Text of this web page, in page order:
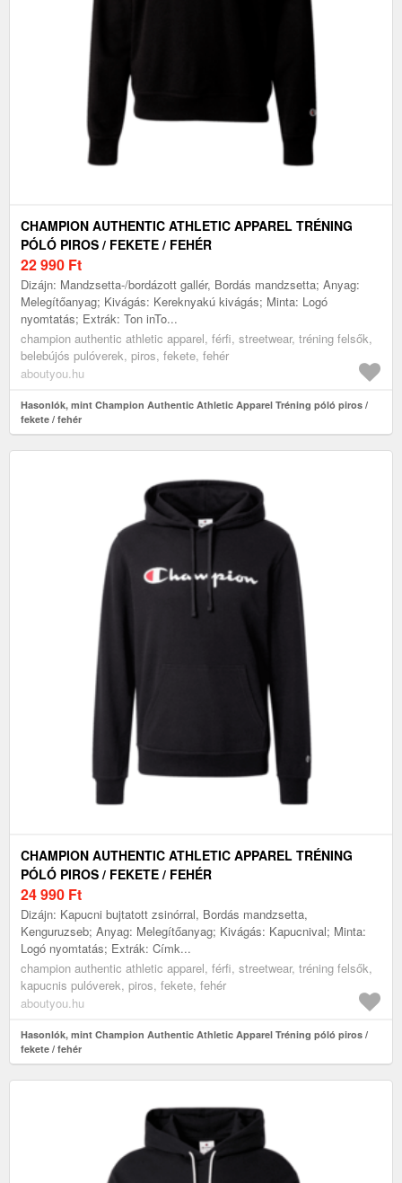
CHAMPION AUTHENTIC ATHLETIC APPAREL TRÉNING
PÓLÓ PIROS / FEKETE / FEHÉR
22 990 Ft
Dizájn: Mandzsetta-/bordázott gallér, Bordás mandzsetta; Anyag:
Melegítőanyag; Kivágás: Kereknyakú kivágás; Minta: Logó
nyomtatás; Extrák: Ton inTo...
champion authentic athletic apparel, férfi, streetwear, tréning felsők,
belebújós pulóverek, piros, fekete, fehér
aboutyou.hu
Hasonlók, mint Champion Authentic Athletic Apparel Tréning póló piros /
fekete / fehér
CHAMPION AUTHENTIC ATHLETIC APPAREL TRÉNING
PÓLÓ PIROS / FEKETE / FEHÉR
24 990 Ft
Dizájn: Kapucni bujtatott zsinórral, Bordás mandzsetta,
Kenguruzseb; Anyag: Melegítőanyag; Kivágás: Kapucnival; Minta:
Logó nyomtatás; Extrák: Címk...
champion authentic athletic apparel, férfi, streetwear, tréning felsők,
kapucnis pulóverek, piros, fekete, fehér
aboutyou.hu
Hasonlók, mint Champion Authentic Athletic Apparel Tréning póló piros /
fekete / fehér